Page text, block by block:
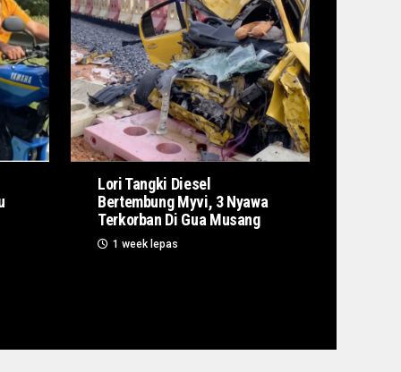
Lori Tangki Diesel
Bertembung Myvi, 3 Nyawa
Terkorban Di Gua Musang
1 week lepas